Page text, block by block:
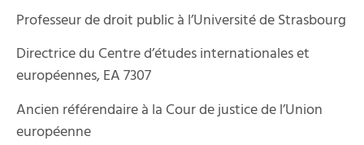
Professeur de droit public à l’Université de Strasbourg
Directrice du Centre d’études internationales et
européennes, EA 7307
Ancien référendaire à la Cour de justice de l’Union
européenne